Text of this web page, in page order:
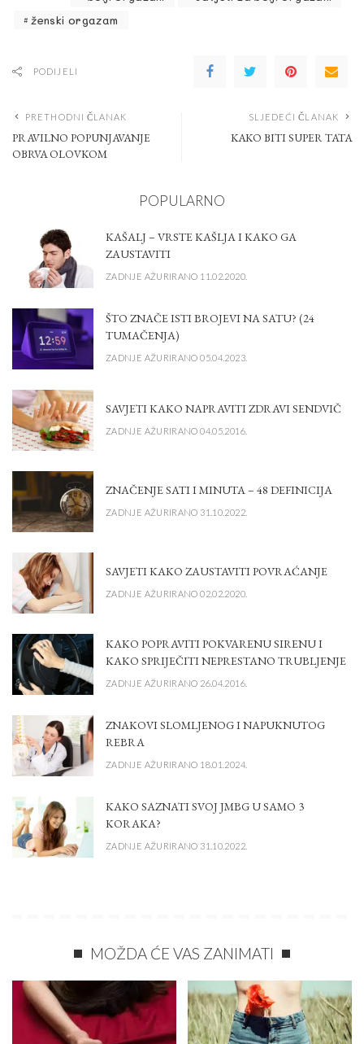
ženski orgazam
PODIJELI
PRETHODNI ČLANAK
PRAVILNO POPUNJAVANJE
OBRVA OLOVKOM
SLJEDEĆI ČLANAK
KAKO BITI SUPER TATA
POPULARNO
KAŠALJ – VRSTE KAŠLJA I KAKO GA
ZAUSTAVITI
ZADNJE AŽURIRANO 11.02.2020.
ŠTO ZNAČE ISTI BROJEVI NA SATU? (24
TUMAČENJA)
ZADNJE AŽURIRANO 05.04.2023.
SAVJETI KAKO NAPRAVITI ZDRAVI SENDVIČ
ZADNJE AŽURIRANO 04.05.2016.
ZNAČENJE SATI I MINUTA – 48 DEFINICIJA
ZADNJE AŽURIRANO 31.10.2022.
SAVJETI KAKO ZAUSTAVITI POVRAĆANJE
ZADNJE AŽURIRANO 02.02.2020.
KAKO POPRAVITI POKVARENU SIRENU I
KAKO SPRIJEČITI NEPRESTANO TRUBLJENJE
ZADNJE AŽURIRANO 26.04.2016.
ZNAKOVI SLOMLJENOG I NAPUKNUTOG
REBRA
ZADNJE AŽURIRANO 18.01.2024.
KAKO SAZNATI SVOJ JMBG U SAMO 3
KORAKA?
ZADNJE AŽURIRANO 31.10.2022.
MOŽDA ĆE VAS ZANIMATI